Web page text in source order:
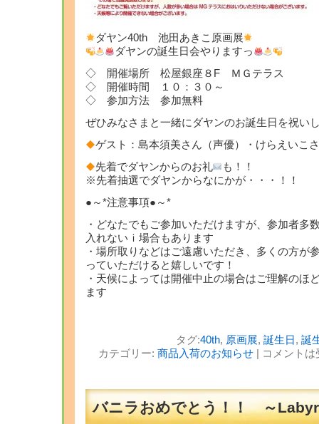
ダヤン40th 池田あきこ原画展
ダヤンの誕生日会やりますっ
◇ 開催場所 松屋銀座８F ＭＧテラス
◇ 開催時間 １０：３０～
◇ 参加方法 参加無料
ぜひみなさまと一緒にダヤンのお誕生日を祝い
ゲスト：島本須美さん（声優）・けらえいこ
先着でダヤンからのお礼
も！！
※先着抽選でダヤンからなにかが・・・！！
●～*注意事項●～*
・どなたでもご参加いただけますが、参加者多
入れないｉ場合もあります
・場所取りなどはご遠慮いただき、多くの方が
っていただけると嬉しいです！
・天候によっては開催中止の場合はご理解のほ
ます
タグ:40th, 原画展, 誕生日 , 誕
カテゴリー: 商品入荷のお知らせ| コメント
バニラおめでとう！！ ～